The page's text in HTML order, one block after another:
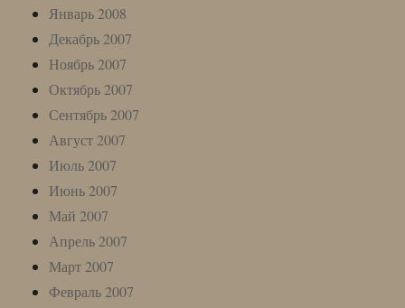
Январь 2008
Декабрь 2007
Ноябрь 2007
Октябрь 2007
Сентябрь 2007
Август 2007
Июль 2007
Июнь 2007
Май 2007
Апрель 2007
Март 2007
Февраль 2007